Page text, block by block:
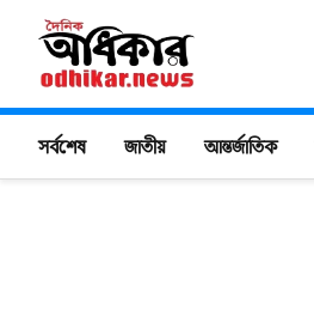
সর্বশেষ জাতীয় আন্তর্জাতিক